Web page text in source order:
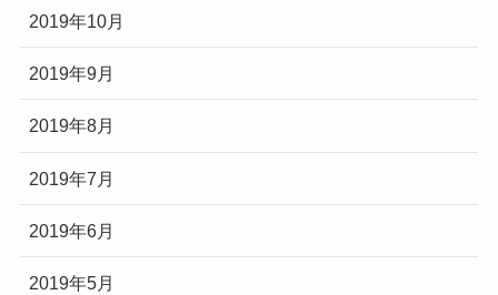
2019年10月
2019年9月
2019年8月
2019年7月
2019年6月
2019年5月